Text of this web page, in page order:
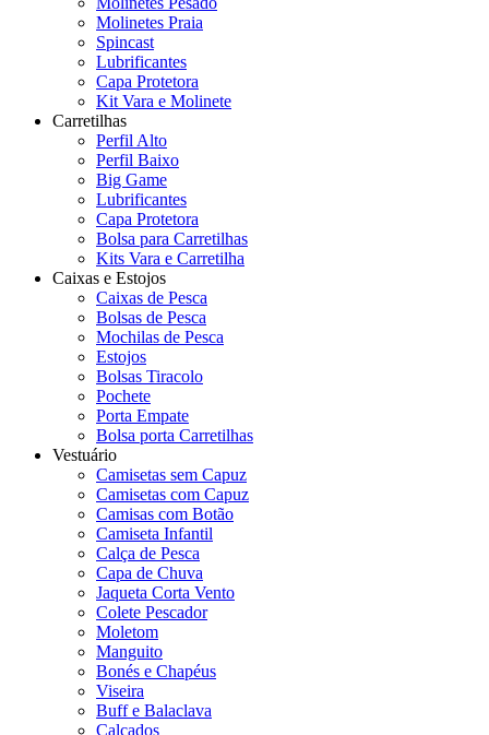
Molinetes Praia
Spincast
Lubrificantes
Capa Protetora
Kit Vara e Molinete
Carretilhas
Perfil Alto
Perfil Baixo
Big Game
Lubrificantes
Capa Protetora
Bolsa para Carretilhas
Kits Vara e Carretilha
Caixas e Estojos
Caixas de Pesca
Bolsas de Pesca
Mochilas de Pesca
Estojos
Bolsas Tiracolo
Pochete
Porta Empate
Bolsa porta Carretilhas
Vestuário
Camisetas sem Capuz
Camisetas com Capuz
Camisas com Botão
Camiseta Infantil
Calça de Pesca
Capa de Chuva
Jaqueta Corta Vento
Colete Pescador
Moletom
Manguito
Bonés e Chapéus
Viseira
Buff e Balaclava
Calçados